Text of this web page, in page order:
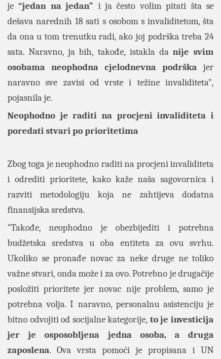
je “jedan na jedan” i ja često volim pitati šta se
dešava narednih 18 sati s osobom s invaliditetom, šta
da ona u tom trenutku radi, ako joj podrška treba 24
sata. Naravno, ja bih, takođe, istakla danije svim
osobama neophodna cjelodnevna podrška jer
naravno sve zavisi od vrste i težine invaliditeta",
pojasnila je.
Neophodno je raditi na procjeni invaliditeta i
poredati stvari po prioritetima
Zbog toga je neophodno raditi na procjeni invaliditeta
i odrediti prioritete, kako kaže naša sagovornica i
razviti metodologiju koja ne zahtijeva dodatna
finansijska sredstva.
"Takođe, neophodno je obezbijediti i potrebna
budžetska sredstva u oba entiteta za ovu svrhu.
Ukoliko se pronađe novac za neke druge ne toliko
važne stvari, onda može i za ovo. Potrebno je drugačije
posložiti prioritete jer novac nije problem, samo je
potrebna volja. I naravno, personalnu asistenciju je
bitno odvojiti od socijalne kategorije, to je investicija
jer je osposobljena jedna osoba, a druga
zaposlena. Ova vrsta pomoći je propisana i UN